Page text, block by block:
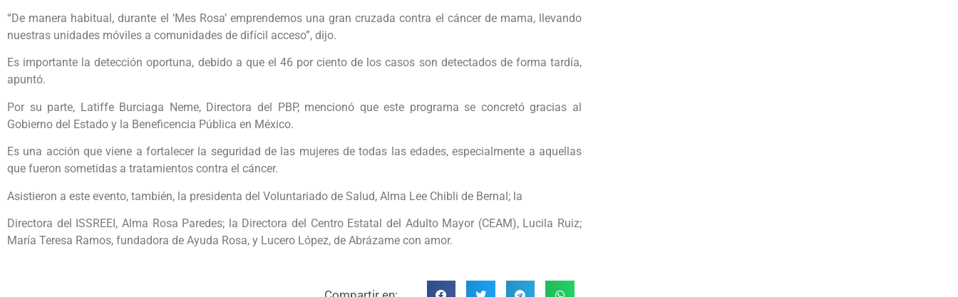
“De manera habitual, durante el ‘Mes Rosa’ emprendemos una gran cruzada contra el cáncer de mama, llevando
nuestras unidades móviles a comunidades de difícil acceso”, dijo.
Es importante la detección oportuna, debido a que el 46 por ciento de los casos son detectados de forma tardía,
apuntó.
Por su parte, Latiffe Burciaga Neme, Directora del PBP, mencionó que este programa se concretó gracias al
Gobierno del Estado y la Beneficencia Pública en México.
Es una acción que viene a fortalecer la seguridad de las mujeres de todas las edades, especialmente a aquellas
que fueron sometidas a tratamientos contra el cáncer.
Asistieron a este evento, también, la presidenta del Voluntariado de Salud, Alma Lee Chibli de Bernal; la
Directora del ISSREEI, Alma Rosa Paredes; la Directora del Centro Estatal del Adulto Mayor (CEAM), Lucila Ruiz;
María Teresa Ramos, fundadora de Ayuda Rosa, y Lucero López, de Abrázame con amor.